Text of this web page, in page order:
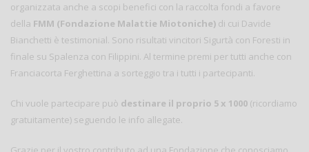
organizzata anche a scopi benefici con la raccolta fondi a favore
della FMM (Fondazione Malattie Miotoniche) di cui Davide
Bianchetti è testimonial. Sono risultati vincitori Sigurtà con Foresti in
finale su Spalenza con Filippini. Al termine premi per tutti anche con
Franciacorta Ferghettina a sorteggio tra i tutti i partecipanti.
Chi vuole partecipare può destinare il proprio 5 x 1000 (ricordiamo
gratuitamente) seguendo le info allegate.